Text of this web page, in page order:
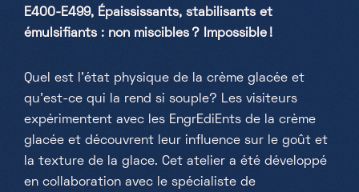
E400-E499, Épaississants, stabilisants et
émulsifiants : non miscibles ? Impossible !
Quel est l'état physique de la crème glacée et
qu'est-ce qui la rend si souple? Les visiteurs
expérimentent avec les EngrEdiEnts de la crème
glacée et découvrent leur influence sur le goût et
la texture de la glace. Cet atelier a été développé
en collaboration avec le spécialiste de